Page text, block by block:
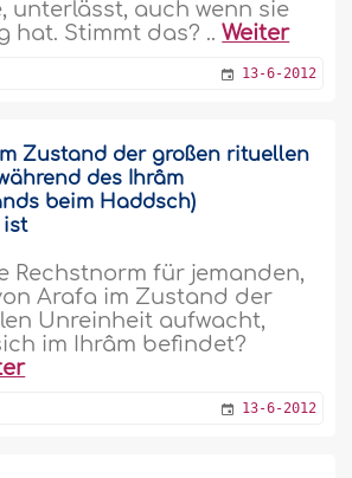
unterlässt, auch wenn sie
hat. Stimmt das? ..Weiter
13-6-2012
Zustand der großen rituellen
des Ihrâm
beim Haddsch)
ist
Rechstnorm für jemanden,
Arafa im Zustand der
Unreinheit aufwacht,
im Ihrâm befindet?
13-6-2012